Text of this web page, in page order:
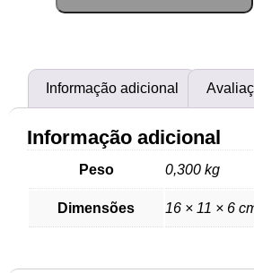
Informação adicional
Informação adicional
Peso 0,300 kg
Dimensões 16 × 11 × 6